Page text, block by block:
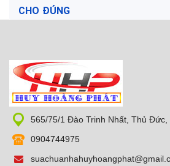
CHO ĐÚNG
565/75/1 Đào Trinh Nhất, Thủ Đức,
0904744975